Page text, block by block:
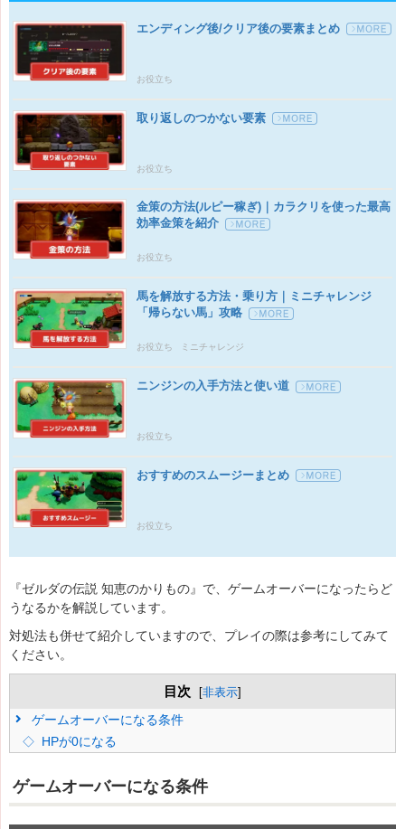
エンディング後/クリア後の要素まとめ
お役立ち
取り返しのつかない要素
お役立ち
金策の方法(ルピー稼ぎ)｜カラクリを使った最高
効率金策を紹介
お役立ち
馬を解放する方法・乗り方｜ミニチャレンジ
「帰らない馬」攻略
お役立ち ミニチャレンジ
ニンジンの入手方法と使い道
お役立ち
おすすめのスムージーまとめ
お役立ち
『ゼルダの伝説 知恵のかりもの』で、ゲームオーバーになったらど
うなるかを解説しています。
対処法も併せて紹介していますので、プレイの際は参考にしてみて
ください。
目次 [非表示]
ゲームオーバーになる条件
HPが0になる
ゲームオーバーになる条件